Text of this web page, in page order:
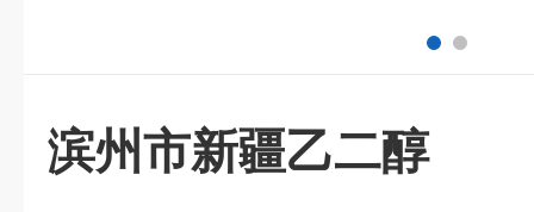
滨州市新疆乙二醇